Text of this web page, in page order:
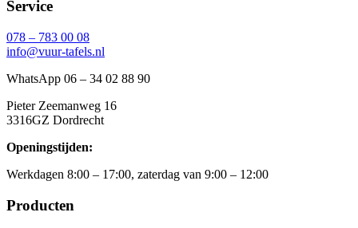
Service
078 – 783 00 08
info@vuur-tafels.nl
WhatsApp 06 – 34 02 88 90
Pieter Zeemanweg 16
3316GZ Dordrecht
Openingstijden:
Werkdagen 8:00 – 17:00, zaterdag van 9:00 – 12:00
Producten